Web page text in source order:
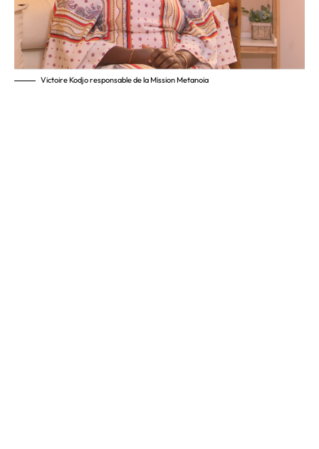
Victoire Kodjo responsable de la Mission Metanoia